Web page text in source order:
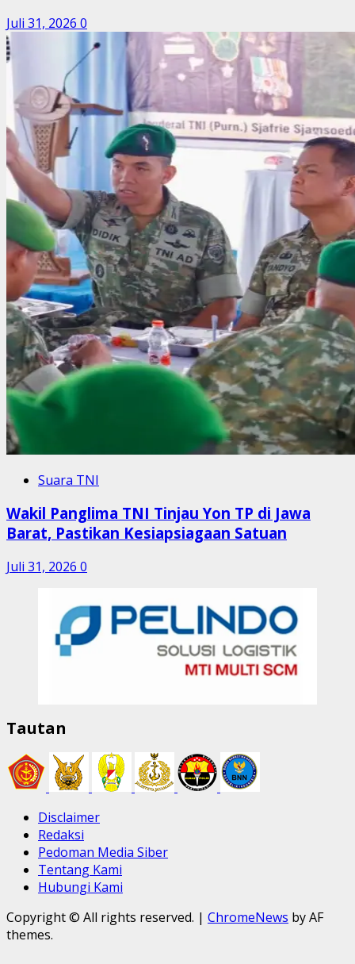
Juli 31, 2026 0
Suara TNI
Wakil Panglima TNI Tinjau Yon TP di Jawa
Barat, Pastikan Kesiapsiagaan Satuan
Juli 31, 2026 0
Tautan
Disclaimer
Redaksi
Pedoman Media Siber
Tentang Kami
Hubungi Kami
Copyright © All rights reserved. | ChromeNews by AF
themes.